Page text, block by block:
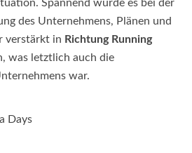
Spannend wurde es bei der
des Unternehmens, Plänen und
verstärkt in Richtung Running
was letztlich auch die
war.